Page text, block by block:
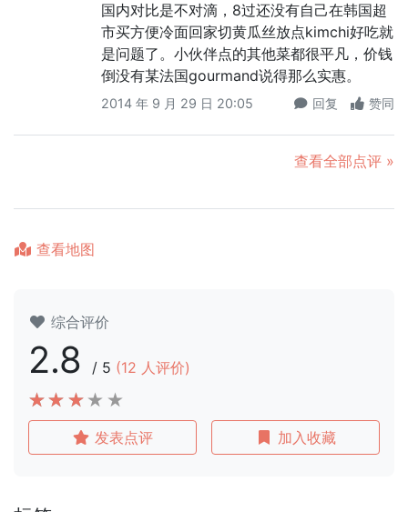
国内对比是不对滴，8过还没有自己在韩国超
市买方便冷面回家切黄瓜丝放点kimchi好吃就
是问题了。小伙伴点的其他菜都很平凡，价钱
倒没有某法国gourmand说得那么实惠。
2014 年 9 月 29 日 20:05 回复 赞同
查看全部点评 »
查看地图
综合评价
2.8 / 5 (12 人评价)
发表点评 加入收藏